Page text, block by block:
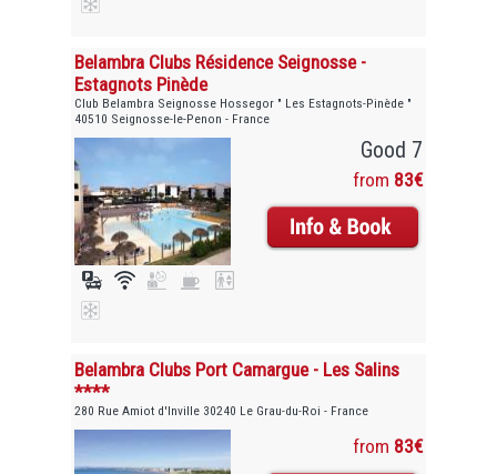
Belambra Clubs Résidence Seignosse -
Estagnots Pinède
Club Belambra Seignosse Hossegor " Les Estagnots-Pinède "
40510 Seignosse-le-Penon - France
Good 7
from 83€
Belambra Clubs Port Camargue - Les Salins
****
280 Rue Amiot d'Inville 30240 Le Grau-du-Roi - France
from 83€